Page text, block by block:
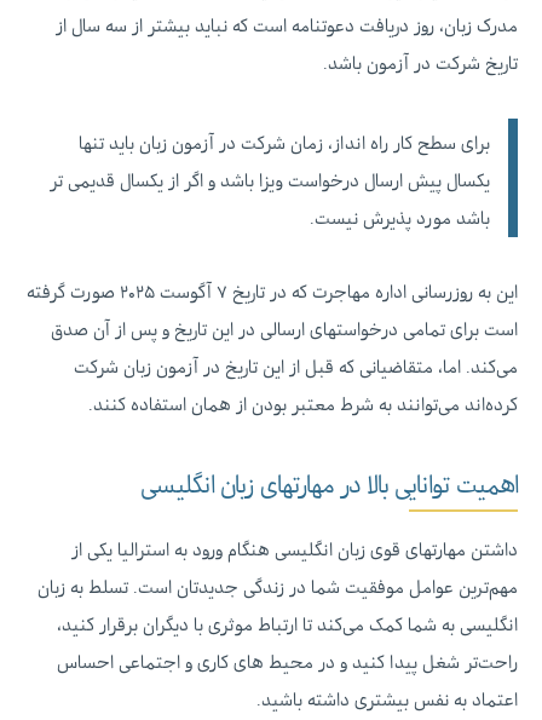
مدرک زبان، روز دریافت دعوتنامه است که نباید بیشتر از سه سال از
تاریخ شرکت در آزمون باشد.
برای سطح کار راه انداز، زمان شرکت در آزمون زبان باید تنها
یکسال پیش ارسال درخواست ویزا باشد و اگر از یکسال قدیمی تر
باشد مورد پذیرش نیست.
این به روزرسانی اداره مهاجرت که در تاریخ ۷ آگوست ۲۰۲۵ صورت گرفته
است برای تمامی درخواستهای ارسالی در این تاریخ و پس از آن صدق
می‌کند. اما، متقاضیانی که قبل از این تاریخ در آزمون زبان شرکت
کرده‌اند می‌توانند به شرط معتبر بودن از همان استفاده کنند.
اهمیت توانایی بالا در مهارتهای زبان انگلیسی
داشتن مهارتهای قوی زبان انگلیسی هنگام ورود به استرالیا یکی از
مهم‌ترین عوامل موفقیت شما در زندگی جدیدتان است. تسلط به زبان
انگلیسی به شما کمک می‌کند تا ارتباط موثری با دیگران برقرار کنید،
راحت‌تر شغل پیدا کنید و در محیط‌ های کاری و اجتماعی احساس
اعتماد به‌ نفس بیشتری داشته باشید.